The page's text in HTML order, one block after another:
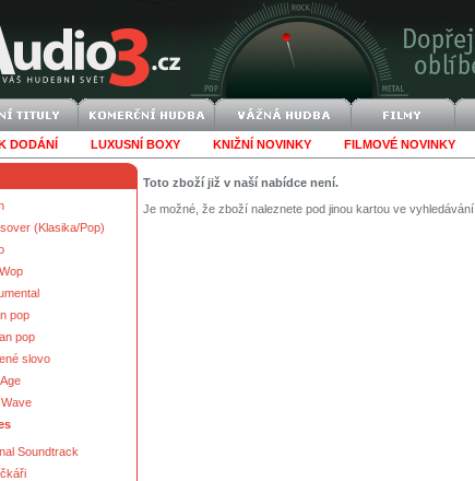
DODÁNÍ LUXUSNÍ BOXY KNIŽNÍ NOVINKY FILMOVÉ NOVINKY
(Klasika/Pop)
pop
pop
slovo
Soundtrack
Toto zboží již v naší nabídce není.
Je možné, že zboží naleznete pod jinou kartou ve vyhledávání.